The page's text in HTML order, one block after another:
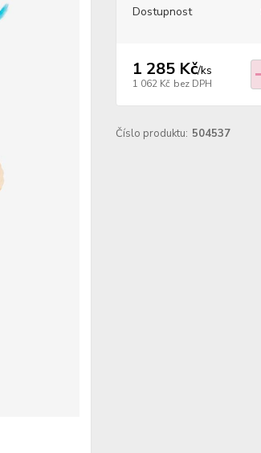
Dostupnost
1 285 Kč/ks
1 062 Kč bez DPH
Číslo produktu: 504537